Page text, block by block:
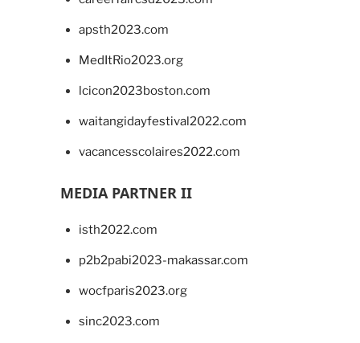
apsth2023.com
MedItRio2023.org
lcicon2023boston.com
waitangidayfestival2022.com
vacancesscolaires2022.com
MEDIA PARTNER II
isth2022.com
p2b2pabi2023-makassar.com
wocfparis2023.org
sinc2023.com